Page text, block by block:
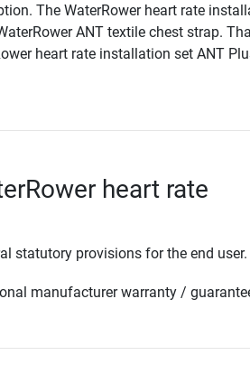
The WaterRower heart rate
ANT textile chest strap.
heart rate installation set ANT
heart rate
statutory provisions for the end user.
manufacturer warranty /